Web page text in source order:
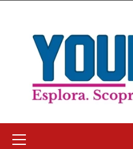
contenuto
principale